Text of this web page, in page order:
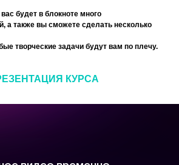
будет в блокноте много
а также вы сможете сделать несколько
творческие задачи будут вам по плечу.
КУРСА